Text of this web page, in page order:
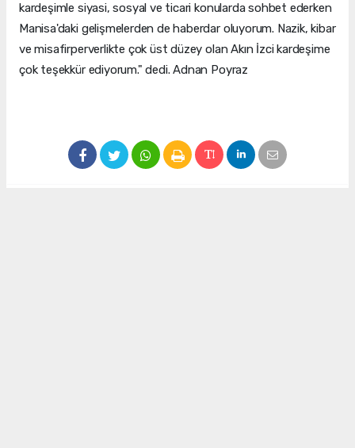
kardeşimle siyasi, sosyal ve ticari konularda sohbet ederken
Manisa'daki gelişmelerden de haberdar oluyorum. Nazik, kibar
ve misafirperverlikte çok üst düzey olan Akın İzci kardeşime
çok teşekkür ediyorum." dedi. Adnan Poyraz